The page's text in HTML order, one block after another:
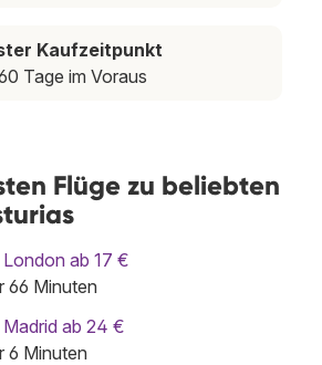
Kaufzeitpunkt
Tage im Voraus
Flüge zu beliebten
ab 17 €
66 Minuten
ab 24 €
6 Minuten